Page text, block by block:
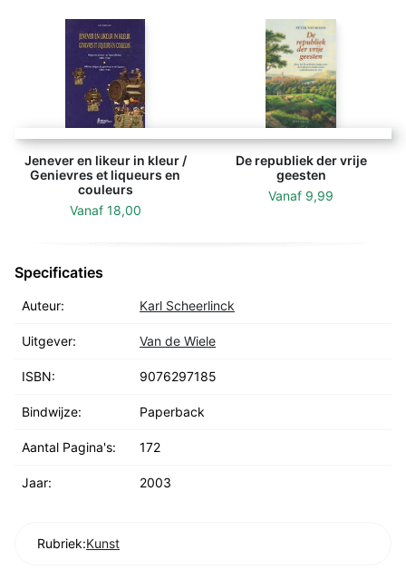
Jenever en likeur in kleur /
Genievres et liqueurs en
couleurs
Vanaf 18,00
De republiek der vrije
geesten
Vanaf 9,99
Specificaties
Auteur: Karl Scheerlinck
Uitgever: Van de Wiele
ISBN: 9076297185
Bindwijze: Paperback
Aantal Pagina's: 172
Jaar: 2003
Rubriek:Kunst